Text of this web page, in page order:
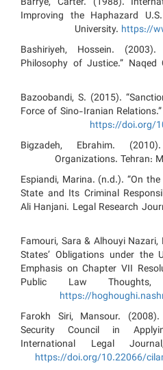
Improving the Haphazard
University. https://
Bashiriyeh, Hossein.
Philosophy of Justice.”
Bazoobandi, S. (2015).
Force of Sino-Iranian
https://doi.org/
Bigzadeh, Ebrahim.
Organizations. Tehran:
Espiandi, Marina. (n.d.). “On
State and Its Criminal
Ali Hanjani. Legal Research
Famouri, Sara & Alhouyi
States’ Obligations under the
Emphasis on Chapter VII
Public Law
https://
Farokh Siri, Mansour.
Security Council in
International Legal
https://doi.org/10.22066/